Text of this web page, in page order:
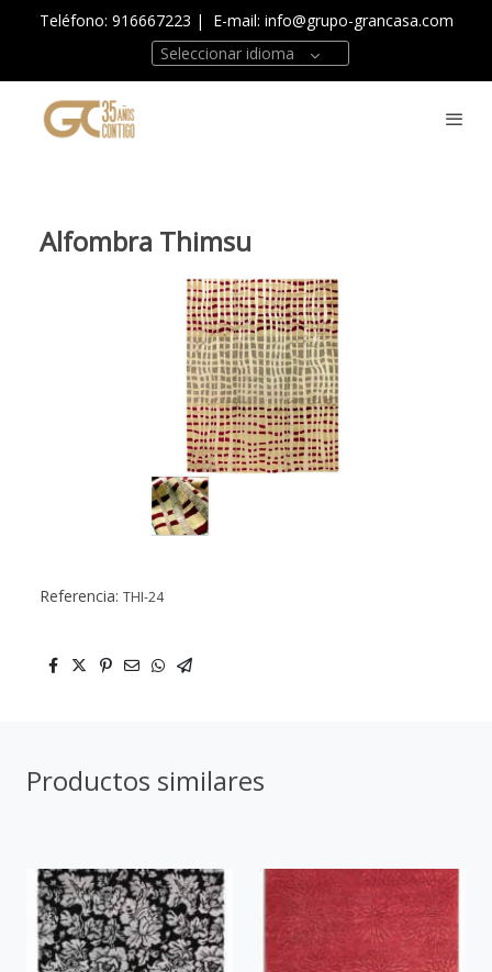
Teléfono: 916667223 | E-mail: info@grupo-grancasa.com
Seleccionar idioma
Alfombra Thimsu
Referencia: THI-24
Productos similares